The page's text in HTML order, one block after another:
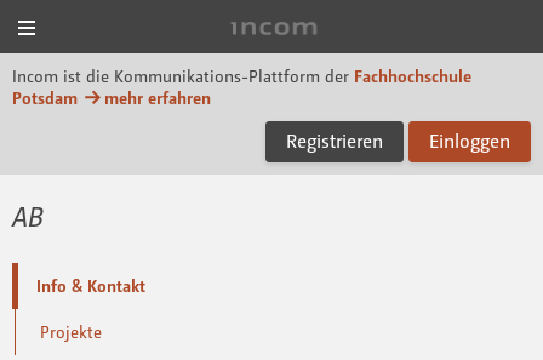
Incom ist die Kommunikations-Plattform der Fachhochschule
Potsdam
mehr erfahren
Registrieren Einloggen
AB
Info & Kontakt
Projekte